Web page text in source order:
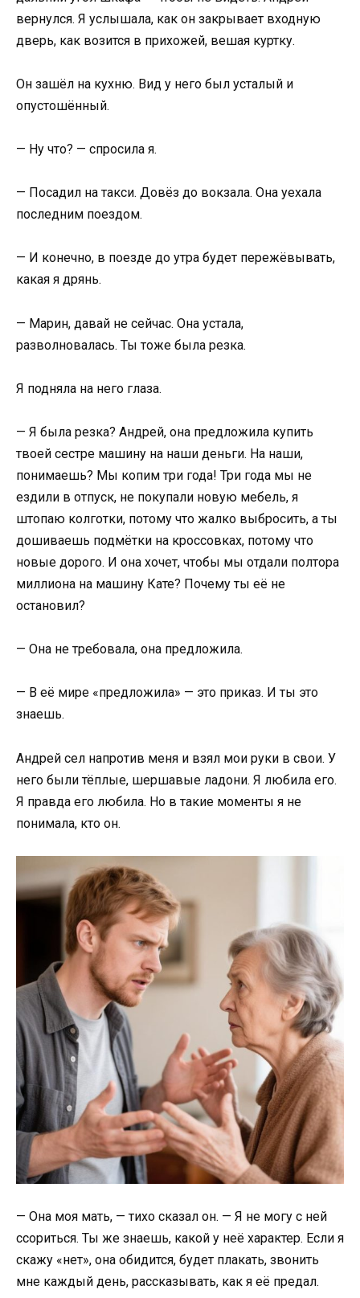
вернулся. Я услышала, как он закрывает входную
дверь, как возится в прихожей, вешая куртку.
Он зашёл на кухню. Вид у него был усталый и
опустошённый.
— Ну что? — спросила я.
— Посадил на такси. Довёз до вокзала. Она уехала
последним поездом.
— И конечно, в поезде до утра будет пережёвывать,
какая я дрянь.
— Марин, давай не сейчас. Она устала,
разволновалась. Ты тоже была резка.
Я подняла на него глаза.
— Я была резка? Андрей, она предложила купить
твоей сестре машину на наши деньги. На наши,
понимаешь? Мы копим три года! Три года мы не
ездили в отпуск, не покупали новую мебель, я
штопаю колготки, потому что жалко выбросить, а ты
дошиваешь подмётки на кроссовках, потому что
новые дорого. И она хочет, чтобы мы отдали полтора
миллиона на машину Кате? Почему ты её не
остановил?
— Она не требовала, она предложила.
— В её мире «предложила» — это приказ. И ты это
знаешь.
Андрей сел напротив меня и взял мои руки в свои. У
него были тёплые, шершавые ладони. Я любила его.
Я правда его любила. Но в такие моменты я не
понимала, кто он.
— Она моя мать, — тихо сказал он. — Я не могу с ней
ссориться. Ты же знаешь, какой у неё характер. Если я
скажу «нет», она обидится, будет плакать, звонить
мне каждый день, рассказывать, как я её предал.